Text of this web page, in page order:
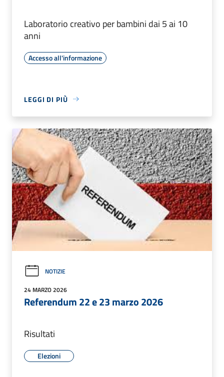
Laboratorio creativo per bambini dai 5 ai 10
anni
Accesso all'informazione
LEGGI DI PIÙ
NOTIZIE
24 MARZO 2026
Referendum 22 e 23 marzo 2026
Risultati
Elezioni